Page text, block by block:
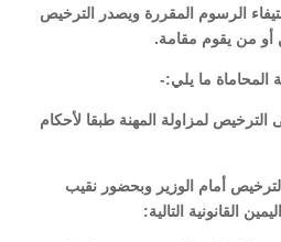
الرسوم المقررة ويصدر الترخيص
أو من يقوم مقامة.
لمزاولة المهنة طبقا لأحكام
أمام الوزير وبحضور نقيب
القانونية التالية: